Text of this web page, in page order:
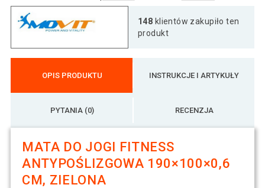
Mata do jogi fitness antypoślizgowa
190×100×0,6cm, niebieska
110 zł
190×100×0,6cm, niebieska
103 zł
Mata do jogi fitness antypoślizgowa
190×100×0,6cm, pomarańcz
Mata do jogi fitness antypoślizgowa
190×100×0,6cm, zielona
249 zł
148 klientów zakupiło ten
produkt
OPIS PRODUKTU INSTRUKCJE I ARTYKUŁY
PYTANIA (0) RECENZJA
MATA DO JOGI FITNESS
ANTYPOŚLIZGOWA 190×100×0,6
CM, ZIELONA